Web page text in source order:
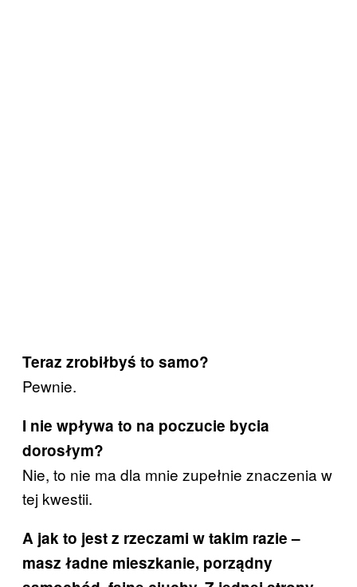
Teraz zrobiłbyś to samo?
Pewnie.
I nie wpływa to na poczucie bycia
dorosłym?
Nie, to nie ma dla mnie zupełnie znaczenia w
tej kwestii.
A jak to jest z rzeczami w takim razie –
masz ładne mieszkanie, porządny